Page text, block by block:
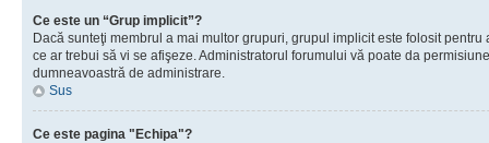
Ce este un “Grup implicit”?
Dacă sunteţi membrul a mai multor grupuri, grupul implicit este folosit
ce ar trebui să vi se afişeze. Administratorul forumului vă poate da
dumneavoastră de administrare.
Sus
Ce este pagina "Echipa"?